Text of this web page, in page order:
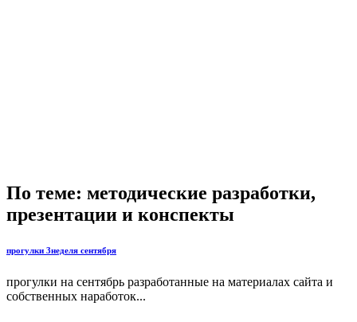
По теме: методические разработки,
презентации и конспекты
прогулки 3неделя сентября
прогулки на сентябрь разработанные на материалах сайта и
собственных наработок...